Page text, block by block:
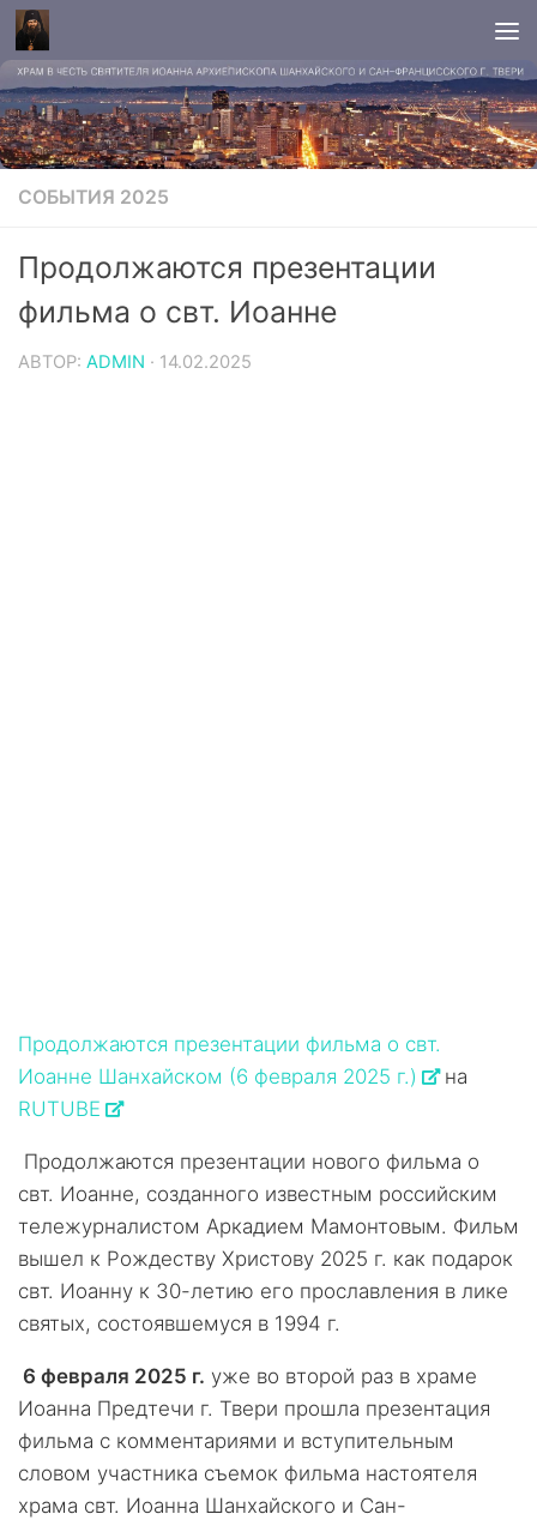
СОБЫТИЯ 2025
Продолжаются презентации
фильма о свт. Иоанне
АВТОР: ADMIN · 14.02.2025
Продолжаются презентации фильма о свт.
Иоанне Шанхайском (6 февраля 2025 г.)
на
RUTUBE
Продолжаются презентации нового фильма о
свт. Иоанне, созданного известным российским
тележурналистом Аркадием Мамонтовым. Фильм
вышел к Рождеству Христову 2025 г. как подарок
свт. Иоанну к 30-летию его прославления в лике
святых, состоявшемуся в 1994 г.
6 февраля 2025 г. уже во второй раз в храме
Иоанна Предтечи г. Твери прошла презентация
фильма с комментариями и вступительным
словом участника съемок фильма настоятеля
храма свт. Иоанна Шанхайского и Сан-